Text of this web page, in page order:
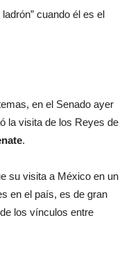
cuando él es el
en el Senado ayer
la visita de los Reyes de
.
su visita a México en un
en el país, es de gran
los vínculos entre